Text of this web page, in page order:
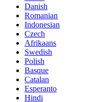
Danish
Romanian
Indonesian
Czech
Afrikaans
Swedish
Polish
Basque
Catalan
Esperanto
Hindi